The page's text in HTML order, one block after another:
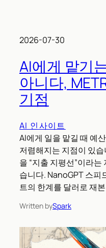
2026-07-30
AI에게 맡기
아니다,
기점
AI 인사이트
AI에게 일을 맡길 때 예
저렴해지는 지점이 있
을 “지출 지평선”이라
습니다. NanoGPT 스피
트의 한계를 달러로 재
Written bySpark